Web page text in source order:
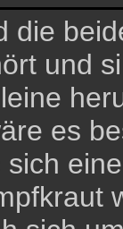
die
und
es
sich